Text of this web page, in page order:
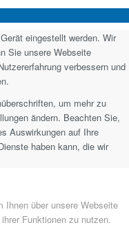
eingestellt werden. Wir
Sie unsere Webseite
verbessern und
um mehr zu
ändern. Beachten Sie,
Auswirkungen auf Ihre
haben kann, die wir
Ihnen über unsere Webseite
Funktionen zu nutzen.